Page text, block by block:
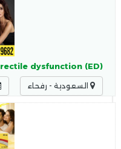
dysfunction (ED)
السعودية - رفحاء